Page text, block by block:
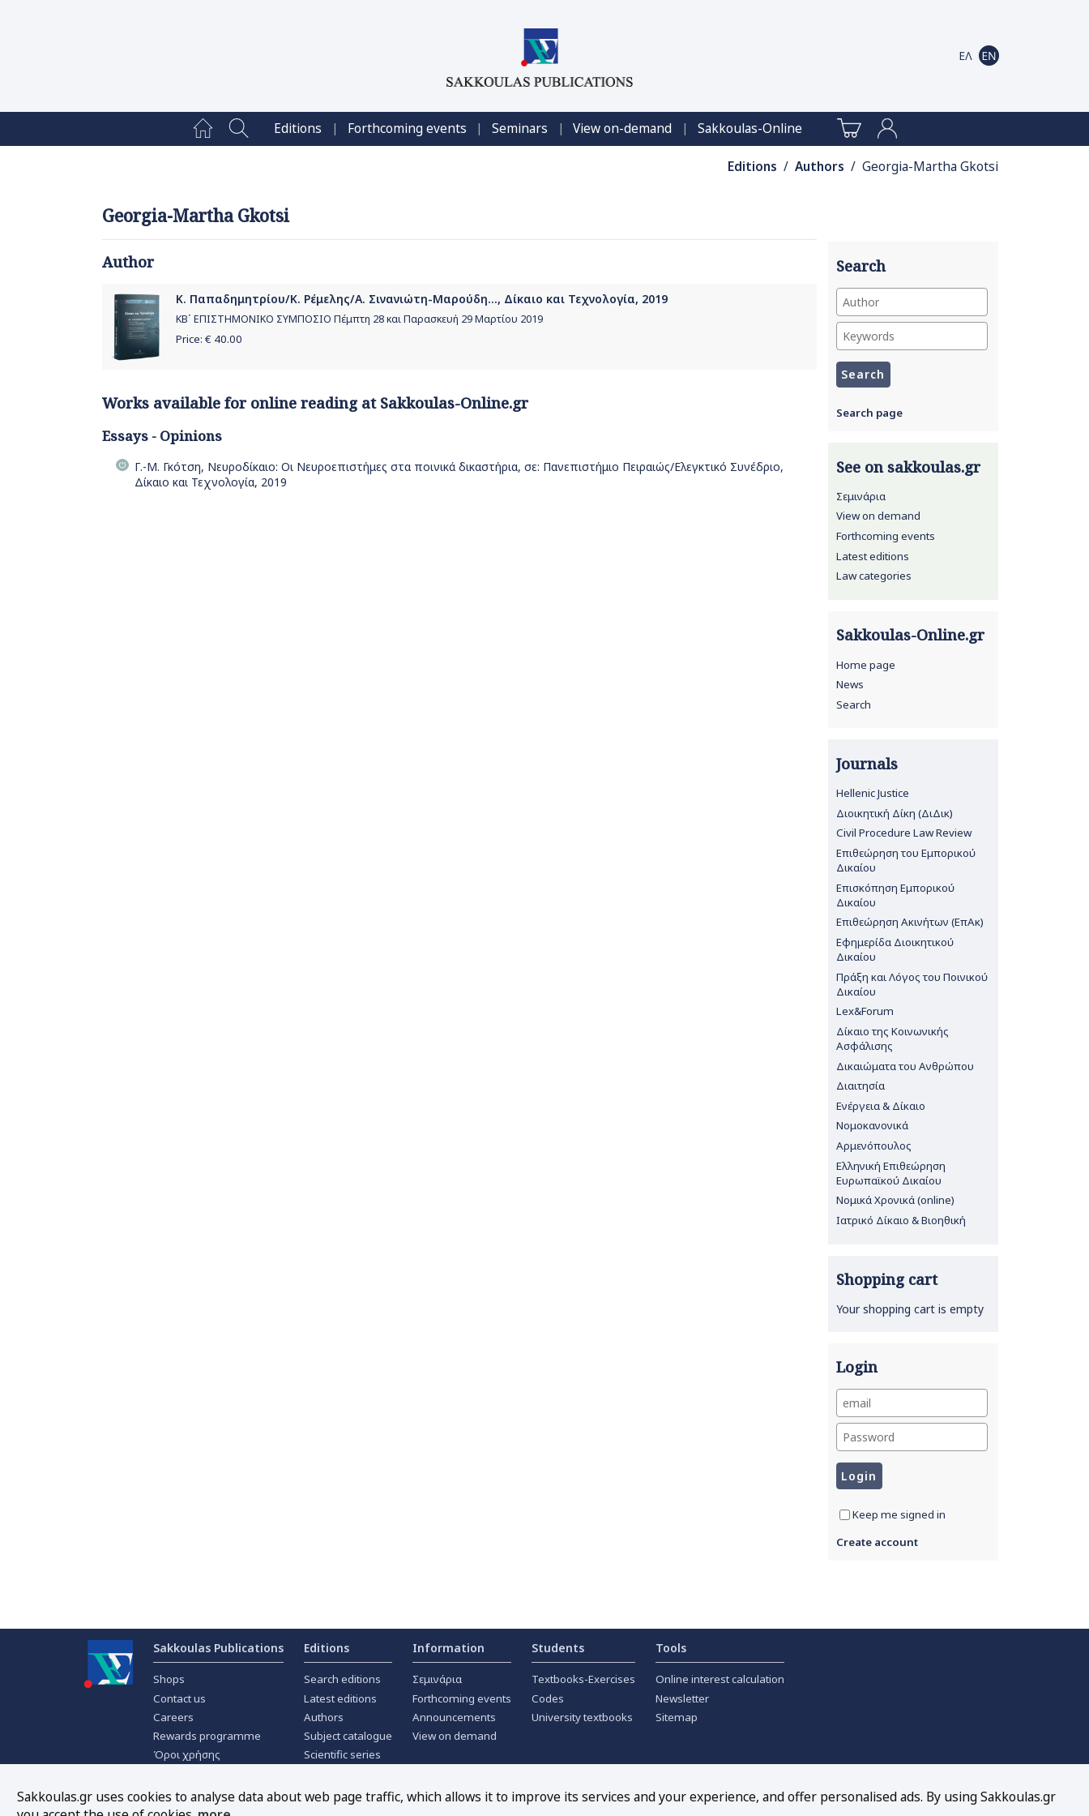
Editions | Forthcoming events | Seminars | View on-demand | Sakkoulas-Online
Editions / Authors / Georgia-Martha Gkotsi
Georgia-Martha Gkotsi
Author
Κ. Παπαδημητρίου/Κ. Ρέμελης/Α. Σινανιώτη-Μαρούδη..., Δίκαιο και Τεχνολογία, 2019
ΚΒ΄ ΕΠΙΣΤΗΜΟΝΙΚΟ ΣΥΜΠΟΣΙΟ Πέμπτη 28 και Παρασκευή 29 Μαρτίου 2019
Price: € 40.00
Works available for online reading at Sakkoulas-Online.gr
Essays - Opinions
Γ.-Μ. Γκότση, Νευροδίκαιο: Οι Νευροεπιστήμες στα ποινικά δικαστήρια, σε: Πανεπιστήμιο Πειραιώς/Ελεγκτικό Συνέδριο,
Δίκαιο και Τεχνολογία, 2019
Search
Search page
See on sakkoulas.gr
Σεμινάρια
View on demand
Forthcoming events
Latest editions
Law categories
Sakkoulas-Online.gr
Home page
News
Search
Journals
Hellenic Justice
Διοικητική Δίκη (ΔιΔικ)
Civil Procedure Law Review
Επιθεώρηση του Εμπορικού
Δικαίου
Επισκόπηση Εμπορικού
Δικαίου
Επιθεώρηση Ακινήτων (ΕπΑκ)
Εφημερίδα Διοικητικού
Δικαίου
Πράξη και Λόγος του Ποινικού
Δικαίου
Lex&Forum
Δίκαιο της Κοινωνικής
Ασφάλισης
Δικαιώματα του Ανθρώπου
Διαιτησία
Ενέργεια & Δίκαιο
Νομοκανονικά
Αρμενόπουλος
Ελληνική Επιθεώρηση
Ευρωπαϊκού Δικαίου
Νομικά Χρονικά (online)
Ιατρικό Δίκαιο & Βιοηθική
Shopping cart
Your shopping cart is empty
Login
Keep me signed in
Create account
Sakkoulas Publications
Shops
Contact us
Careers
Rewards programme
Όροι χρήσης
About Cookies
Editions
Search editions
Latest editions
Authors
Subject catalogue
Scientific series
Offers
Information
Σεμινάρια
Forthcoming events
Announcements
View on demand
Students
Textbooks-Exercises
Codes
University textbooks
Tools
Online interest calculation
Newsletter
Sitemap
Sakkoulas.gr uses cookies to analyse data about web page traffic, which allows it to improve its services and your experience, and offer personalised ads. By using Sakkoulas.gr